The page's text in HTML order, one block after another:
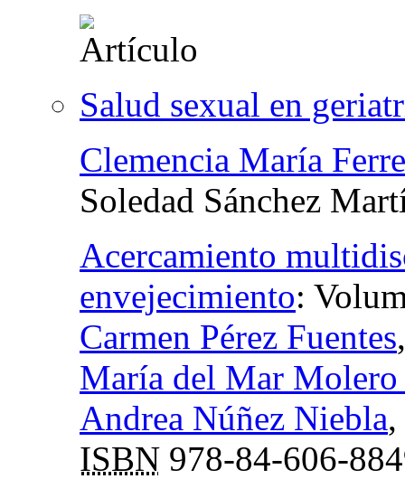
Salud sexual en
Clemencia María
Soledad Sánchez
Acercamiento
envejecimiento:
Carmen Pérez Fuentes
María del Mar Molero
Andrea Núñez Niebla,
ISBN 978-84-606-